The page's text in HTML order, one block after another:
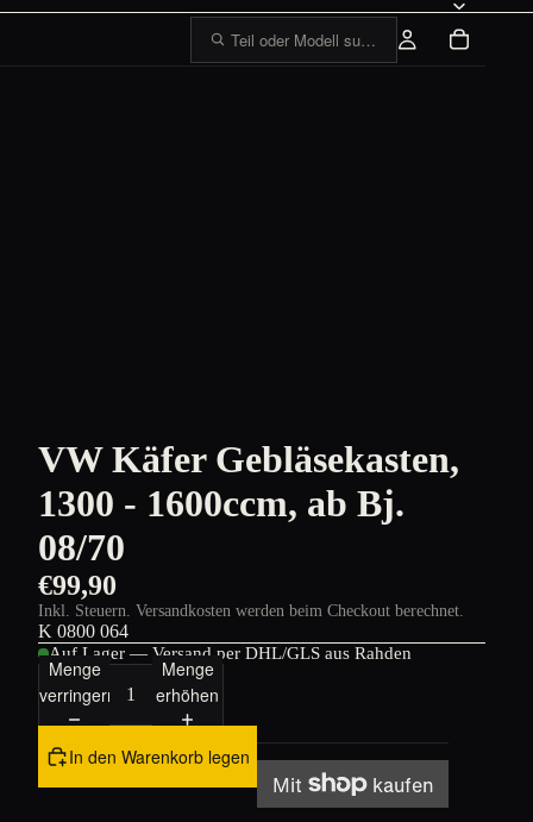
Teil oder Modell suchen, z. B. „1303
VW Käfer Gebläsekasten,
1300 - 1600ccm, ab Bj.
08/70
€99,90
Inkl. Steuern. Versandkosten werden beim Checkout berechnet.
K 0800 064
Auf Lager — Versand per DHL/GLS aus Rahden
Menge
verringern
Menge
erhöhen
In den Warenkorb legen